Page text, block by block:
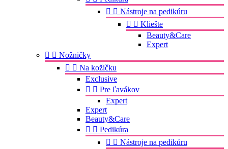
  Nástroje na pedikúru
  Kliešte
Beauty&Care
Expert
  Nožničky
  Na kožičku
Exclusive
  Pre ľavákov
Expert
Expert
Beauty&Care
  Pedikúra
  Nástroje na pedikúru